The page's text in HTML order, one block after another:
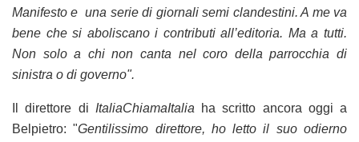
Manifesto e una serie di giornali semi clandestini. A me va
bene che si aboliscano i contributi all’editoria. Ma a tutti.
Non solo a chi non canta nel coro della parrocchia di
sinistra o di governo".
Il direttore di ItaliaChiamaItalia ha scritto ancora oggi a
Belpietro: "Gentilissimo direttore, ho letto il suo odierno